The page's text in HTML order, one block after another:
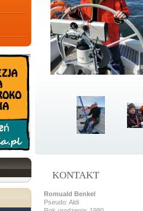
KONTAKT
Romuald Benkel
Pseudo: Aldi